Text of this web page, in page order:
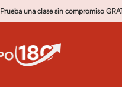
Prueba una clase sin compromiso